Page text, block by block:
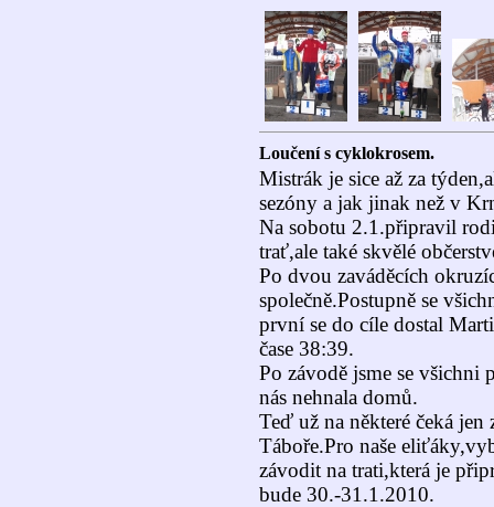
Loučení s cyklokrosem.
Mistrák je sice až za
sezóny a jak jinak než v
Na sobotu 2.1.připravil
trať,ale také skvělé
Po dvou zaváděcích
společně.Postupně se
první se do cíle dostal
čase 38:39.
Po závodě jsme se
nás nehnala domů.
Teď už na některé čeká
Táboře.Pro naše
závodit na trati,která je
bude 30.-31.1.2010.